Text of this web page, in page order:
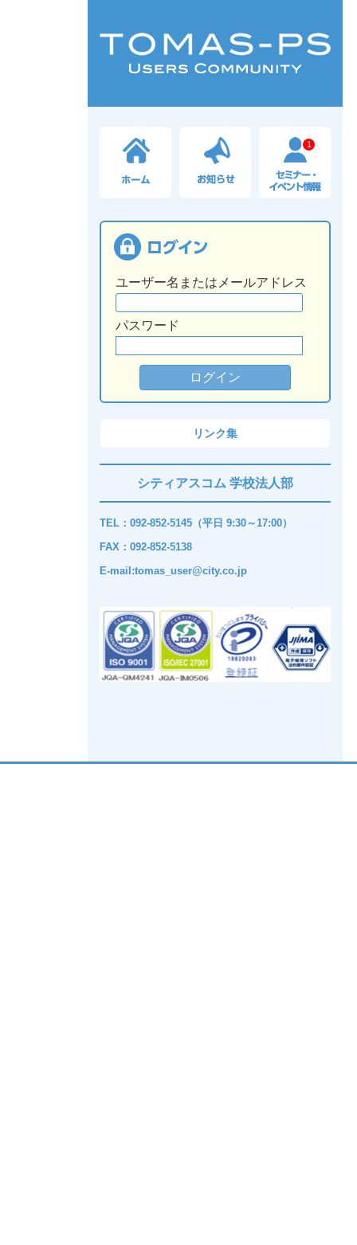
1
ユーザー名またはメールアドレス
パスワード
リンク集
シティアスコム 学校法人部
TEL：092-852-5145（平日 9:30～17:00）
FAX：092-852-5138
E-mail:tomas_user@city.co.jp